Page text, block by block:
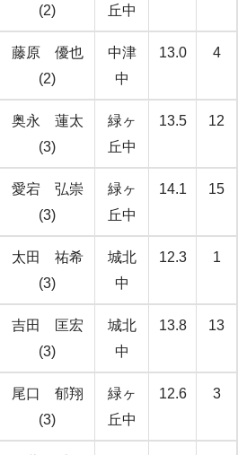
(2)
丘中
藤原 優也
(2)
中津
中
13.0 4
奥永 蓮太
(3)
緑ヶ
丘中
13.5 12
愛宕 弘崇
(3)
緑ヶ
丘中
14.1 15
太田 祐希
(3)
城北
中
12.3 1
吉田 匡宏
(3)
城北
中
13.8 13
尾口 郁翔
(3)
緑ヶ
丘中
12.6 3